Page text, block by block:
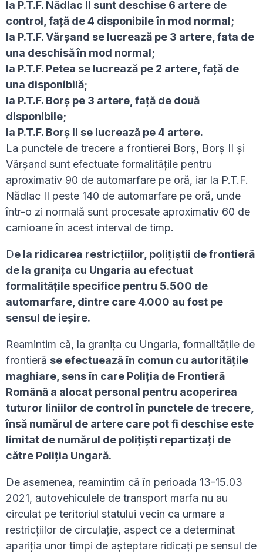
la P.T.F. Nădlac II sunt deschise 6 artere de
control, faţă de 4 disponibile în mod normal;
la P.T.F. Vărşand se lucrează pe 3 artere, fata de
una deschisă în mod normal;
la P.T.F. Petea se lucrează pe 2 artere, faţă de
una disponibilă;
la P.T.F. Borş pe 3 artere, faţă de două
disponibile;
la P.T.F. Borş II se lucrează pe 4 artere.
La punctele de trecere a frontierei Borș, Borș II și
Vărșand sunt efectuate formalităţile pentru
aproximativ 90 de automarfare pe oră, iar la P.T.F.
Nădlac II peste 140 de automarfare pe oră, unde
într-o zi normală sunt procesate aproximativ 60 de
camioane în acest interval de timp.
De la ridicarea restricţiilor, poliţiştii de frontieră
de la graniţa cu Ungaria au efectuat
formalităţile specifice pentru 5.500 de
automarfare, dintre care 4.000 au fost pe
sensul de ieşire.
Reamintim că, la graniţa cu Ungaria, formalităţile de
frontieră se efectuează în comun cu autorităţile
maghiare, sens în care Poliția de Frontieră
Română a alocat personal pentru acoperirea
tuturor liniilor de control în punctele de trecere,
însă numărul de artere care pot fi deschise este
limitat de numărul de polițiști repartizaţi de
către Poliţia Ungară.
De asemenea, reamintim că în perioada 13-15.03
2021, autovehiculele de transport marfa nu au
circulat pe teritoriul statului vecin ca urmare a
restricţiilor de circulaţie, aspect ce a determinat
apariţia unor timpi de aşteptare ridicaţi pe sensul de